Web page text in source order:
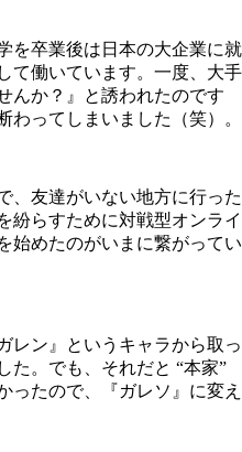
を卒業後は日本の大企業に就
て働いています。一度、大手
んか？』と誘われたのです
わってしまいました（笑）。
、友達がいない地方に行った
紛らすために対戦型オンライ
始めたのがいまに繋がってい
ン』というキャラから取っ
た。でも、それだと “本家”
ったので、『ガレソ』に変え